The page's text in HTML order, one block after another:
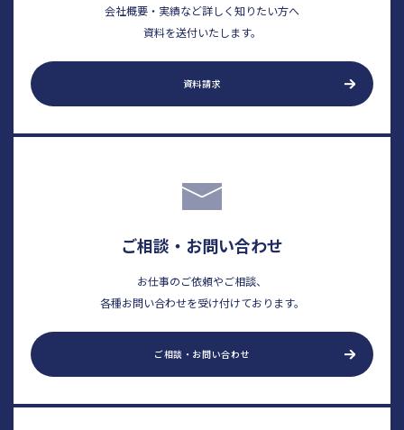
会社概要・実績など詳しく知りたい方へ
資料を送付いたします。
資料請求
ご相談・お問い合わせ
お仕事のご依頼やご相談、
各種お問い合わせを受け付けております。
ご相談・お問い合わせ